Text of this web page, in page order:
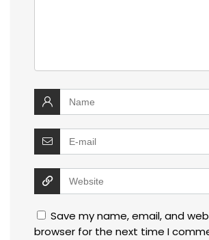
Save my name, email, and
browser for the next time I